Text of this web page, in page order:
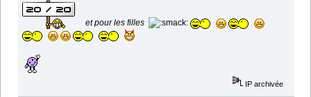
et pour les filles
IP archivée